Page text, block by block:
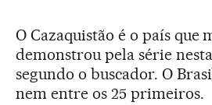
O Cazaquistão é o país que
demonstrou pela série
segundo o buscador. O
nem entre os 25 primeiros.